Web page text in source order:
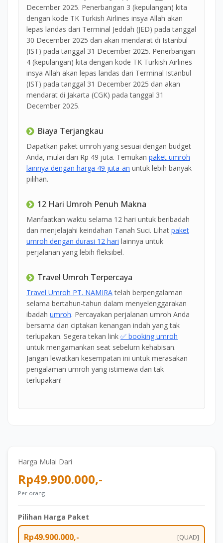
December 2025. Penerbangan 3 (kepulangan) kita
dengan kode TK Turkish Airlines insya Allah akan
lepas landas dari Terminal Jeddah (JED) pada tanggal
30 December 2025 dan akan mendarat di Istanbul
(IST) pada tanggal 31 December 2025. Penerbangan
4 (kepulangan) kita dengan kode TK Turkish Airlines
insya Allah akan lepas landas dari Terminal Istanbul
(IST) pada tanggal 31 December 2025 dan akan
mendarat di Jakarta (CGK) pada tanggal 31
December 2025.
Biaya Terjangkau
Dapatkan paket umroh yang sesuai dengan budget
Anda, mulai dari Rp 49 juta. Temukan paket umroh
lainnya dengan harga 49 juta-an untuk lebih banyak
pilihan.
12 Hari Umroh Penuh Makna
Manfaatkan waktu selama 12 hari untuk beribadah
dan menjelajahi keindahan Tanah Suci. Lihat paket
umroh dengan durasi 12 hari lainnya untuk
perjalanan yang lebih fleksibel.
Travel Umroh Terpercaya
Travel Umroh PT. NAMIRAtelah berpengalaman
selama bertahun-tahun dalam menyelenggarakan
ibadah umroh. Percayakan perjalanan umroh Anda
bersama dan ciptakan kenangan indah yang tak
terlupakan. Segera tekan link ✅ booking umroh
untuk mengamankan seat sebelum kehabisan.
Jangan lewatkan kesempatan ini untuk merasakan
pengalaman umroh yang istimewa dan tak
terlupakan!
Harga Mulai Dari
Rp49.900.000,-
Per orang
Pilihan Harga Paket
Rp49.900.000,- [QUAD]